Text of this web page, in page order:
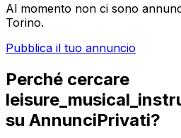
Al momento non ci sono
Torino.
Pubblica il tuo annuncio
Perché cercare
su AnnunciPrivati?